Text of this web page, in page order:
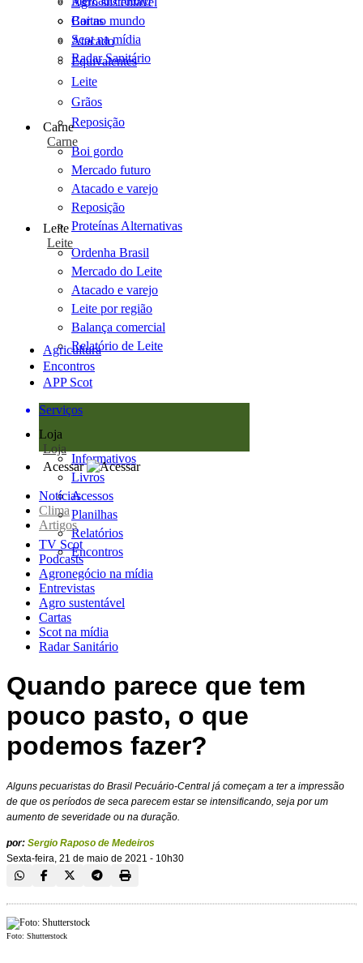
Cartas
Scot na mídia
Radar Sanitário
Boi no mundo
Atacado
Equivalentes
Leite
Grãos
Reposição
Carne
Carne
Boi gordo
Mercado futuro
Atacado e varejo
Reposição
Proteínas Alternativas
Leite
Leite
Ordenha Brasil
Mercado do Leite
Atacado e varejo
Leite por região
Balança comercial
Relatório de Leite
Agricultura
Encontros
APP Scot
Serviços
Loja
Loja
Informativos
Livros
Acessos
Planilhas
Relatórios
Encontros
Acessar
Notícias
Clima
Artigos
TV Scot
Podcasts
Agronegócio na mídia
Entrevistas
Agro sustentável
Cartas
Scot na mídia
Radar Sanitário
Quando parece que tem
pouco pasto, o que
podemos fazer?
Alguns pecuaristas do Brasil Pecuário-Central já começam a ter a impressão
de que os períodos de seca parecem estar se intensificando, seja por um
aumento de severidade ou na duração.
por: Sergio Raposo de Medeiros
Sexta-feira, 21 de maio de 2021 - 10h30
Foto: Shutterstock